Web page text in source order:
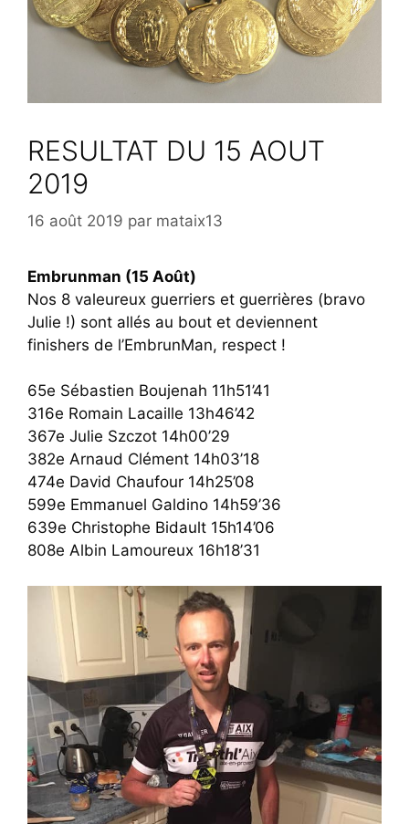
RESULTAT DU 15 AOUT
2019
16 août 2019 par mataix13
Embrunman (15 Août)
Nos 8 valeureux guerriers et guerrières (bravo
Julie !) sont allés au bout et deviennent
finishers de l’EmbrunMan, respect !
65e Sébastien Boujenah 11h51’41
316e Romain Lacaille 13h46’42
367e Julie Szczot 14h00’29
382e Arnaud Clément 14h03’18
474e David Chaufour 14h25’08
599e Emmanuel Galdino 14h59’36
639e Christophe Bidault 15h14’06
808e Albin Lamoureux 16h18’31